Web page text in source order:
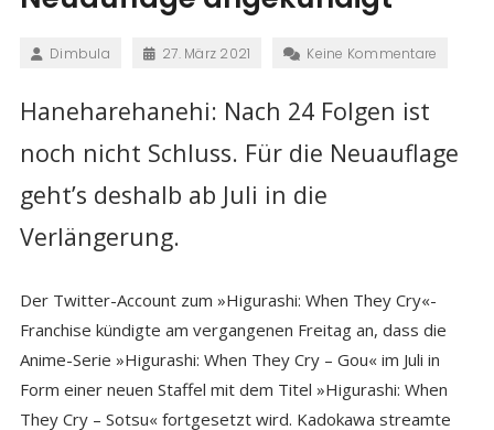
Dimbula 27. März 2021 Keine Kommentare
Haneharehanehi: Nach 24 Folgen ist
noch nicht Schluss. Für die Neuauflage
geht’s deshalb ab Juli in die
Verlängerung.
Der Twitter-Account zum »Higurashi: When They Cry«-
Franchise kündigte am vergangenen Freitag an, dass die
Anime-Serie »Higurashi: When They Cry – Gou« im Juli in
Form einer neuen Staffel mit dem Titel »Higurashi: When
They Cry – Sotsu« fortgesetzt wird. Kadokawa streamte